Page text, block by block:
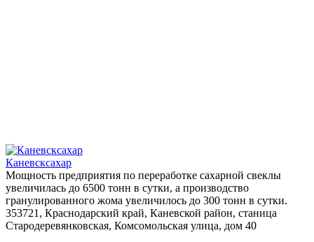
Каневсксахар
Мощность предприятия по переработке сахарной свеклы
увеличилась до 6500 тонн в сутки, а производство
гранулированного жома увеличилось до 300 тонн в сутки.
353721, Краснодарский край, Каневской район, станица
Стародеревянковская, Комсомольская улица, дом 40